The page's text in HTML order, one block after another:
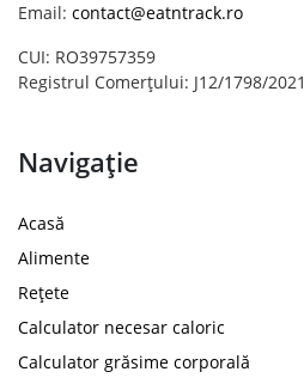
Email: contact@eatntrack.ro
CUI: RO39757359
Registrul Comerțului: J12/1798/2021
Navigație
Acasă
Alimente
Rețete
Calculator necesar caloric
Calculator grăsime corporală